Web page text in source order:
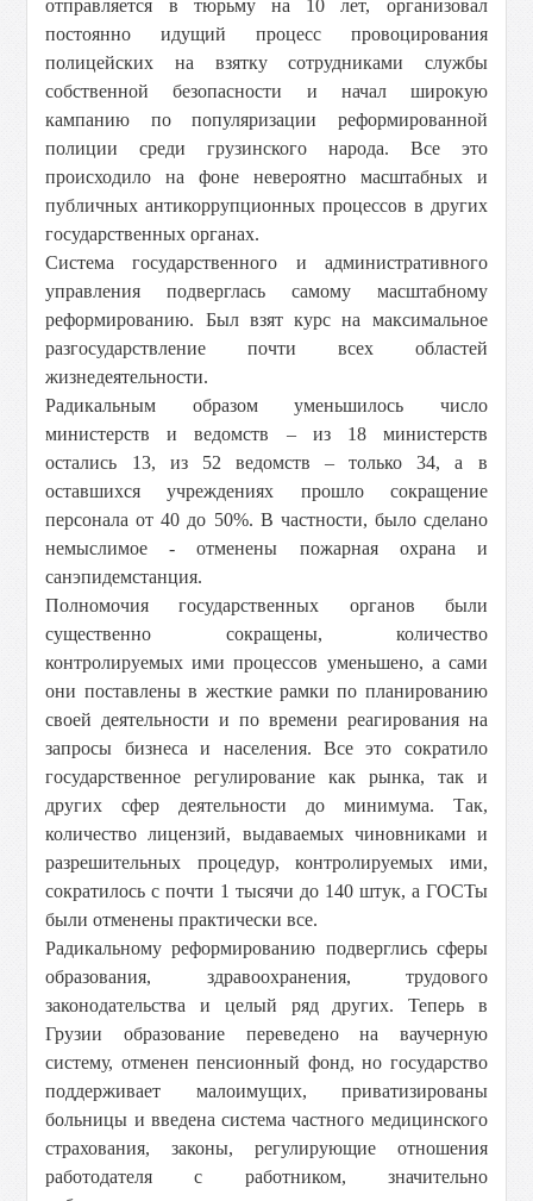
отправляется в тюрьму на 10 лет, организовал
постоянно идущий процесс провоцирования
полицейских на взятку сотрудниками службы
собственной безопасности и начал широкую
кампанию по популяризации реформированной
полиции среди грузинского народа. Все это
происходило на фоне невероятно масштабных и
публичных антикоррупционных процессов в других
государственных органах.
Система государственного и административного
управления подверглась самому масштабному
реформированию. Был взят курс на максимальное
разгосударствление почти всех областей
жизнедеятельности.
Радикальным образом уменьшилось число
министерств и ведомств – из 18 министерств
остались 13, из 52 ведомств – только 34, а в
оставшихся учреждениях прошло сокращение
персонала от 40 до 50%. В частности, было сделано
немыслимое - отменены пожарная охрана и
санэпидемстанция.
Полномочия государственных органов были
существенно сокращены, количество
контролируемых ими процессов уменьшено, а сами
они поставлены в жесткие рамки по планированию
своей деятельности и по времени реагирования на
запросы бизнеса и населения. Все это сократило
государственное регулирование как рынка, так и
других сфер деятельности до минимума. Так,
количество лицензий, выдаваемых чиновниками и
разрешительных процедур, контролируемых ими,
сократилось с почти 1 тысячи до 140 штук, а ГОСТы
были отменены практически все.
Радикальному реформированию подверглись сферы
образования, здравоохранения, трудового
законодательства и целый ряд других. Теперь в
Грузии образование переведено на ваучерную
систему, отменен пенсионный фонд, но государство
поддерживает малоимущих, приватизированы
больницы и введена система частного медицинского
страхования, законы, регулирующие отношения
работодателя с работником, значительно